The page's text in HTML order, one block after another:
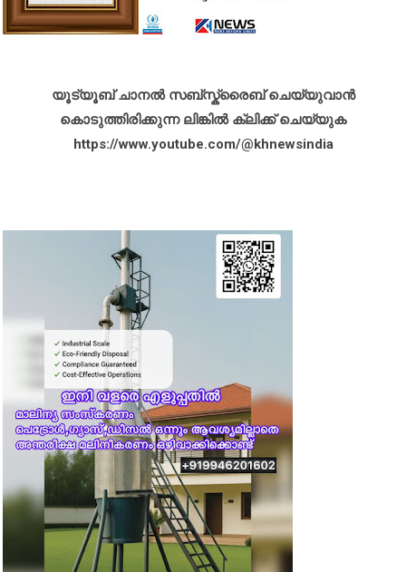
യൂട്യൂബ് ചാനൽ സബ്സ്ക്രൈബ് ചെയ്യുവാൻ
കൊടുത്തിരിക്കുന്ന ലിങ്കിൽ ക്ലിക്ക് ചെയ്യുക
https://www.youtube.com/@khnewsindia